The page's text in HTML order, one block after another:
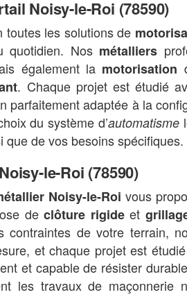
Noisy-le-Roi (78590)
toutes les solutions de
quotidien. Nos métalliers
également la motorisation
. Chaque projet est étudié
parfaitement adaptée à la
du système d’automatisme
de vos besoins spécifiques.
le-Roi (78590)
Noisy-le-Roi vous
declôture rigideet
contraintes de votre terrain,
et chaque projet est
et capable de résister
les travaux de maçonnerie